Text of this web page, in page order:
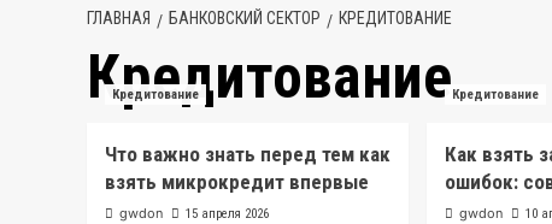
ГЛАВНАЯ БАНКОВСКИЙ СЕКТОР КРЕДИТОВАНИЕ
Кредитование
Кредитование
Что важно знать перед тем как
взять микрокредит впервые
gwdon 15 апреля 2026
Кредитование
Как взять
ошибок:
gwdon 10